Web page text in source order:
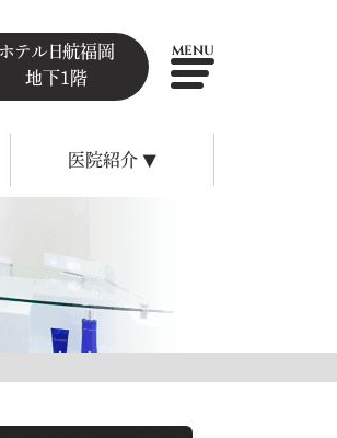
ホテル日航福岡
地下1階
MENU
医院紹介▼